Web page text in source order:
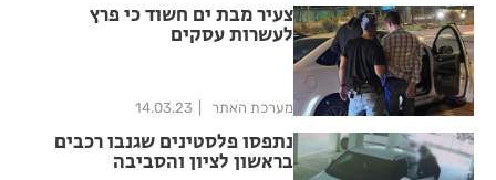
צעיר מבת ים חשוד כי פרץ
לעשרות עסקים
מערכת האתר 14.03.23
נתפסו פלסטינים שגנבו רכבים
בראשון לציון והסביבה